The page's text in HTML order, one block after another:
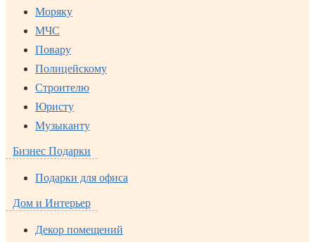
Моряку
МЧС
Повару
Полицейскому
Строителю
Юристу
Музыканту
Бизнес Подарки
Подарки для офиса
Дом и Интерьер
Декор помещений